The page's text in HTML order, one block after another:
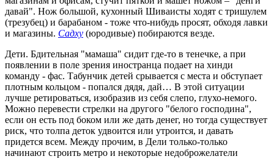
давай". Нож большой, кухонный Шиваисты ходят с тришулем
(трезубец) и барабаном - тоже что-нибудь просят, обходя лавки
и магазины. Садху (юродивые) побираются везде.
Дети. Бдительная "мамаша" сидит где-то в тенечке, а при
появлении в поле зрения иностранца подает на хинди
команду - фас. Табунчик детей срывается с места и обступает
плотным кольцом - попался дядя, дай… В этой ситуации
лучше ретироваться, изобразив из себя слепо, глухо-немого.
Можно перевести стрелки на другого "белого господина",
если он есть под боком или же дать денег, но тогда существует
риск, что толпа деток удвоится или утроится, и давать
придется всем. Между прочим, в Дели только-только
начинают строить метро и некоторые недоброжелатели